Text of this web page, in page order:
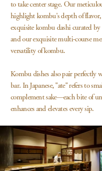
to take center stage. Our
highlight kombu's depth of
exquisite kombu dashi curated by
and our exquisite multi-course
versatility of kombu.
Kombu dishes also pair perfectly
bar. In Japanese, "ate" refers to
complement sake—each bite of
enhances and elevates every sip.